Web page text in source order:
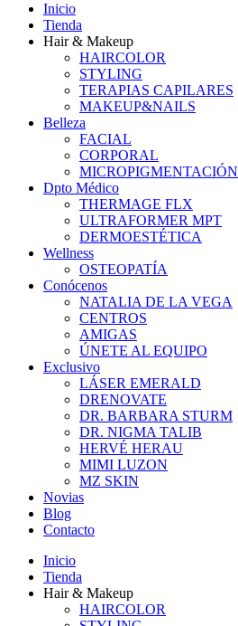
Inicio
Tienda
Hair & Makeup
HAIRCOLOR
STYLING
TERAPIAS CAPILARES
MAKEUP&NAILS
Belleza
FACIAL
CORPORAL
MICROPIGMENTACIÓN
Dpto Médico
THERMAGE FLX
ULTRAFORMER MPT
DERMOESTÉTICA
Wellness
OSTEOPATÍA
Conócenos
NATALIA DE LA VEGA
CENTROS
AMIGAS
ÚNETE AL EQUIPO
Exclusivo
LÁSER EMERALD
DRENOVATE
DR. BARBARA STURM
DR. NIGMA TALIB
HERVÉ HERAU
MIMI LUZON
MZ SKIN
Novias
Blog
Contacto
Inicio
Tienda
Hair & Makeup
HAIRCOLOR